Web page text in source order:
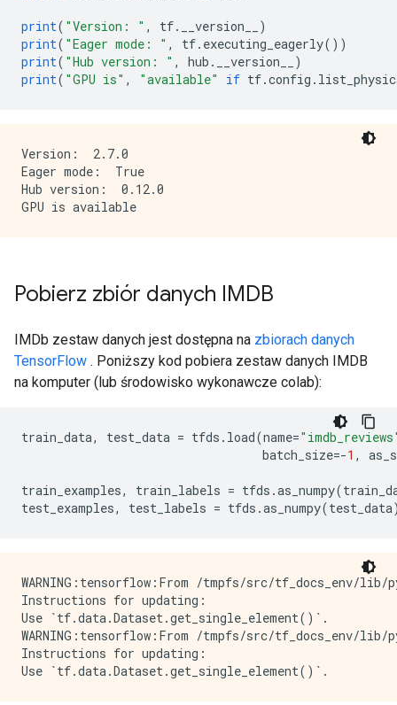
print( "Version: " , tf. __version__
)
print( "Eager mode: " , tf. executing_eagerly())
print( "Hub version: " , hub . __version__
)
print( "GPU is" , "available" if tf.config .
Version:  2.7.0
Eager mode:  True
Hub version:  0.12.0
Pobierz zbiór danych IMDB
IMDb zestaw danych jest dostępna na zbiorach danych
TensorFlow . Poniższy kod pobiera zestaw danych IMDB
na komputer (lub środowisko wykonawcze colab):
train_data, test_data = tfds . load(name=
batch_size=-1 ,
train_examples, train_labels = tfds .as_numpy(
test_examples, test_labels = tfds .as_numpy(test_data
WARNING:tensorflow:From /tmpfs/src/tf_docs_env/
Instructions for updating:
Use `tf.data.Dataset.get_single_element()`.
WARNING:tensorflow:From /tmpfs/src/tf_docs_env/
Instructions for updating: